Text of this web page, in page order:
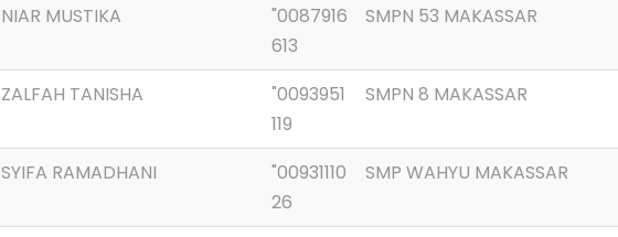
NIAR MUSTIKA
"0087916
613
SMPN 53 MAKASSAR
ZALFAH TANISHA
"0093951
119
SMPN 8 MAKASSAR
SYIFA RAMADHANI
"00931110
26
SMP WAHYU MAKASSAR